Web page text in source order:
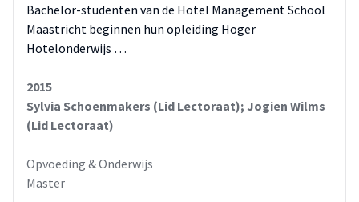
Bachelor-studenten van de Hotel Management School
Maastricht beginnen hun opleiding Hoger
Hotelonderwijs …
2015
Sylvia Schoenmakers (Lid Lectoraat); Jogien Wilms
(Lid Lectoraat)
Opvoeding & Onderwijs
Master